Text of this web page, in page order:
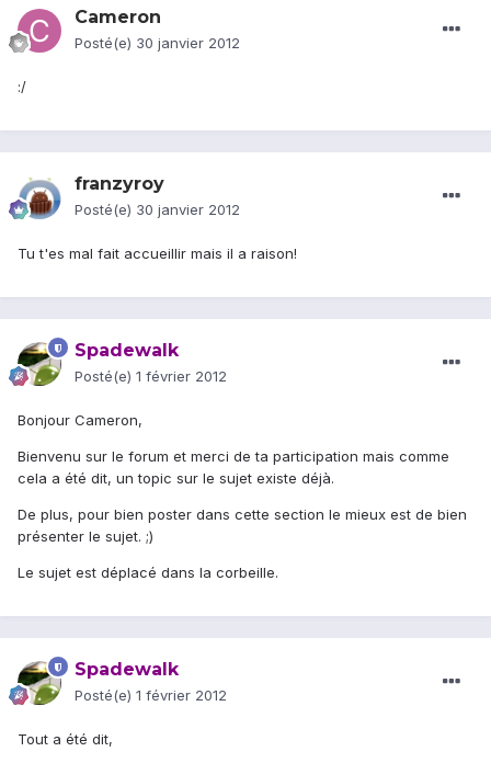
Cameron
Posté(e) 30 janvier 2012
:/
franzyroy
Posté(e) 30 janvier 2012
Tu t'es mal fait accueillir mais il a raison!
Spadewalk
Posté(e) 1 février 2012
Bonjour Cameron,
Bienvenu sur le forum et merci de ta participation mais comme
cela a été dit, un topic sur le sujet existe déjà.
De plus, pour bien poster dans cette section le mieux est de bien
présenter le sujet. ;)
Le sujet est déplacé dans la corbeille.
Spadewalk
Posté(e) 1 février 2012
Tout a été dit,